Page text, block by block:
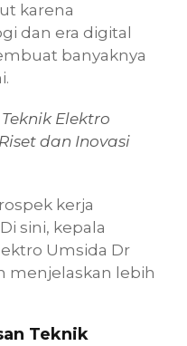
karena
dan era digital
banyaknya
Elektro
dan Inovasi
kerja
sini, kepala
Umsida Dr
menjelaskan lebih
Teknik